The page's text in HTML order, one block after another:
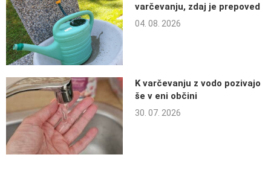
varčevanju, zdaj je prepoved
04. 08. 2026
K varčevanju z vodo pozivajo
še v eni občini
30. 07. 2026